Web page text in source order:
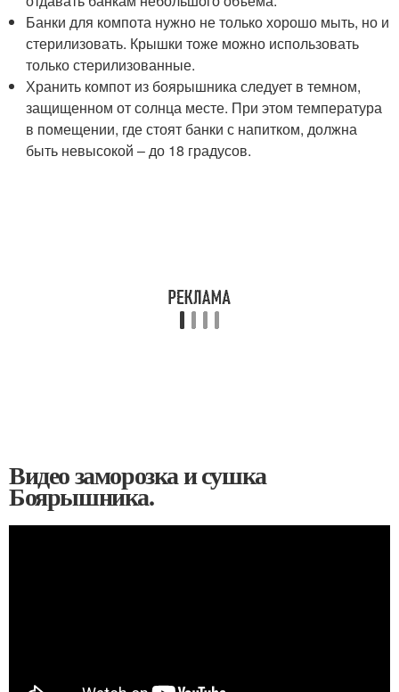
Банки для компота нужно не только хорошо мыть, но и
стерилизовать. Крышки тоже можно использовать
только стерилизованные.
Хранить компот из боярышника следует в темном,
защищенном от солнца месте. При этом температура
в помещении, где стоят банки с напитком, должна
быть невысокой – до 18 градусов.
Видео заморозка и сушка
Боярышника.